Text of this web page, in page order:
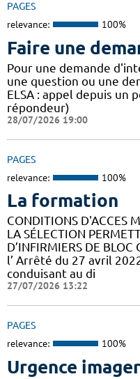
PAGES
relevance: 100%
Faire une
Pour une demande
une question ou une
ELSA : appel depuis un
répondeur)
28/07/2026 19:00
PAGES
relevance: 100%
La formation
CONDITIONS D'ACCES
LA SÉLECTION
D’INFIRMIERS DE
l’ Arrêté du 27 avril
conduisant au di
27/07/2026 13:22
PAGES
relevance: 100%
Urgence